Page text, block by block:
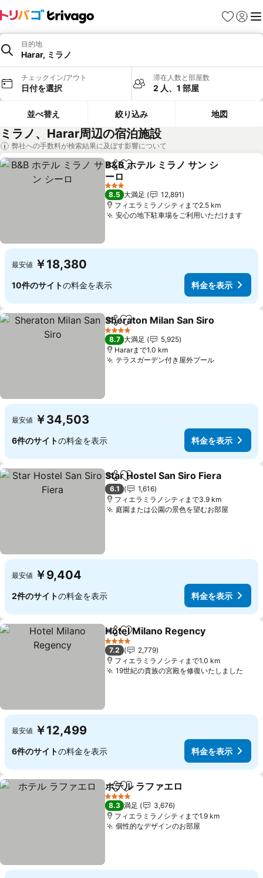
お気に入り
ログイ
メ
目的地
Harar, ミラノ
チェックイン/アウト
日付を選択
滞在人数と部屋数
2 人、1 部屋
並べ替え 絞り込み 地図
ミラノ、Harar周辺の宿泊施設
弊社への手数料が検索結果に及ぼす影響について
シェアお気に入りに追加
B&B ホテル ミラノ サン シ
ーロ
3 ホテルのランク
8.5 大満足
12,891
フィエラミラノシティまで2.5 km
安心の地下駐車場をご利用いただけます
最安値 ￥18,380
10件のサイトの料金を表示 料金を表示
シェアお気に入りに追加
Sheraton Milan San Siro
4 ホテルのランク
8.7 大満足
5,925
Hararまで1.0 km
テラスガーデン付き屋外プール
最安値 ￥34,503
6件のサイトの料金を表示 料金を表示
シェアお気に入りに追加
Star Hostel San Siro Fiera
6.1
1,616
フィエラミラノシティまで3.9 km
庭園または公園の景色を望むお部屋
最安値 ￥9,404
2件のサイトの料金を表示 料金を表示
シェアお気に入りに追加
Hotel Milano Regency
4 ホテルのランク
7.2
2,779
フィエラミラノシティまで1.0 km
19世紀の貴族の宮殿を修復いたしました
最安値 ￥12,499
6件のサイトの料金を表示 料金を表示
シェアお気に入りに追加
ホテル ラファエロ
4 ホテルのランク
8.3 満足
3,676
フィエラミラノシティまで1.9 km
個性的なデザインのお部屋